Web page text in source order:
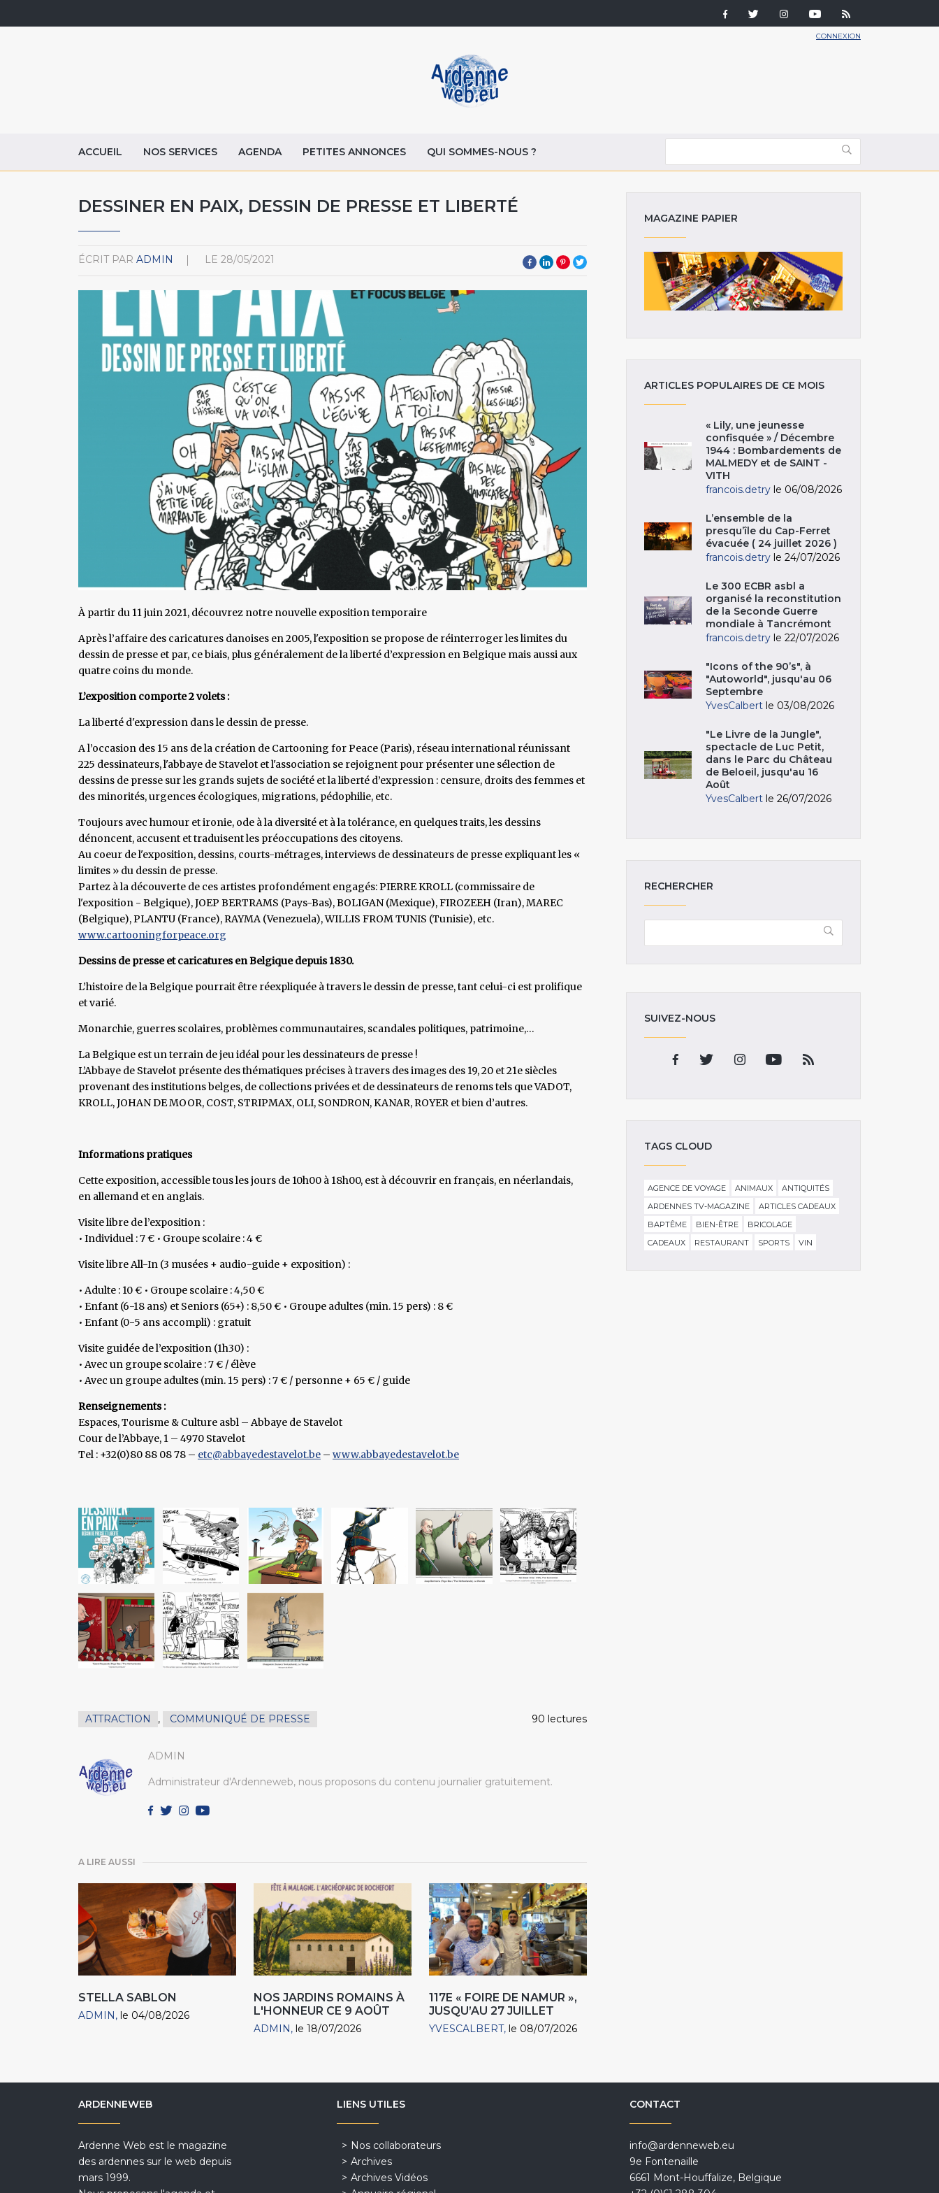
CONNEXION
ACCUEIL NOS SERVICES AGENDA PETITES ANNONCES QUI SOMMES-NOUS ?
DESSINER EN PAIX, DESSIN DE PRESSE ET LIBERTÉ
ÉCRIT PAR ADMIN LE 28/05/2021
À partir du 11 juin 2021, découvrez notre nouvelle exposition temporaire
Après l’affaire des caricatures danoises en 2005, l'exposition se propose de réinterroger les limites du
dessin de presse et par, ce biais, plus généralement de la liberté d’expression en Belgique mais aussi aux
quatre coins du monde.
L’exposition comporte 2 volets :
La liberté d'expression dans le dessin de presse.
A l’occasion des 15 ans de la création de Cartooning for Peace (Paris), réseau international réunissant
225 dessinateurs, l'abbaye de Stavelot et l'association se rejoignent pour présenter une sélection de
dessins de presse sur les grands sujets de société et la liberté d’expression : censure, droits des femmes et
des minorités, urgences écologiques, migrations, pédophilie, etc.
Toujours avec humour et ironie, ode à la diversité et à la tolérance, en quelques traits, les dessins
dénoncent, accusent et traduisent les préoccupations des citoyens.
Au coeur de l'exposition, dessins, courts-métrages, interviews de dessinateurs de presse expliquant les «
limites » du dessin de presse.
Partez à la découverte de ces artistes profondément engagés: PIERRE KROLL (commissaire de
l'exposition - Belgique), JOEP BERTRAMS (Pays-Bas), BOLIGAN (Mexique), FIROZEEH (Iran), MAREC
(Belgique), PLANTU (France), RAYMA (Venezuela), WILLIS FROM TUNIS (Tunisie), etc.
www.cartooningforpeace.org
Dessins de presse et caricatures en Belgique depuis 1830.
L’histoire de la Belgique pourrait être réexpliquée à travers le dessin de presse, tant celui-ci est prolifique
et varié.
Monarchie, guerres scolaires, problèmes communautaires, scandales politiques, patrimoine,…
La Belgique est un terrain de jeu idéal pour les dessinateurs de presse !
L’Abbaye de Stavelot présente des thématiques précises à travers des images des 19, 20 et 21e siècles
provenant des institutions belges, de collections privées et de dessinateurs de renoms tels que VADOT,
KROLL, JOHAN DE MOOR, COST, STRIPMAX, OLI, SONDRON, KANAR, ROYER et bien d’autres.
Informations pratiques
Cette exposition, accessible tous les jours de 10h00 à 18h00, est à découvrir en français, en néerlandais,
en allemand et en anglais.
Visite libre de l’exposition :
• Individuel : 7 € • Groupe scolaire : 4 €
Visite libre All-In (3 musées + audio-guide + exposition) :
• Adulte : 10 € • Groupe scolaire : 4,50 €
• Enfant (6-18 ans) et Seniors (65+) : 8,50 € • Groupe adultes (min. 15 pers) : 8 €
• Enfant (0-5 ans accompli) : gratuit
Visite guidée de l’exposition (1h30) :
• Avec un groupe scolaire : 7 € / élève
• Avec un groupe adultes (min. 15 pers) : 7 € / personne + 65 € / guide
Renseignements :
Espaces, Tourisme & Culture asbl – Abbaye de Stavelot
Cour de l’Abbaye, 1 – 4970 Stavelot
Tel : +32(0)80 88 08 78 – etc@abbayedestavelot.be – www.abbayedestavelot.be
ATTRACTION , COMMUNIQUÉ DE PRESSE 90 lectures
ADMIN
Administrateur d'Ardenneweb, nous proposons du contenu journalier gratuitement.
A LIRE AUSSI
STELLA SABLON
ADMIN le 04/08/2026
NOS JARDINS ROMAINS À
L'HONNEUR CE 9 AOÛT
ADMIN le 18/07/2026
117E « FOIRE DE NAMUR »,
JUSQU’AU 27 JUILLET
YVESCALBERT le 08/07/2026
MAGAZINE PAPIER
ARTICLES POPULAIRES DE CE MOIS
« Lily, une jeunesse
confisquée » / Décembre
1944 : Bombardements de
MALMEDY et de SAINT -
VITH
francois.detry le 06/08/2026
L’ensemble de la
presqu’île du Cap-Ferret
évacuée ( 24 juillet 2026 )
francois.detry le 24/07/2026
Le 300 ECBR asbl a
organisé la reconstitution
de la Seconde Guerre
mondiale à Tancrémont
francois.detry le 22/07/2026
"Icons of the 90’s", à
"Autoworld", jusqu'au 06
Septembre
YvesCalbert le 03/08/2026
"Le Livre de la Jungle",
spectacle de Luc Petit,
dans le Parc du Château
de Beloeil, jusqu'au 16
Août
YvesCalbert le 26/07/2026
RECHERCHER
SUIVEZ-NOUS
TAGS CLOUD
AGENCE DE VOYAGE ANIMAUX
ANTIQUITÉS
ARDENNES TV-MAGAZINE
ARTICLES CADEAUX
BAPTÊME
BIEN-ÊTRE
BRICOLAGE
CADEAUX
RESTAURANT SPORTS VIN
ARDENNEWEB
Ardenne Web est le magazine
des ardennes sur le web depuis
mars 1999.
LIENS UTILES
Nos collaborateurs
Archives
Archives Vidéos
CONTACT
info@ardenneweb.eu
9e Fontenaille
6661 Mont-Houffalize, Belgique